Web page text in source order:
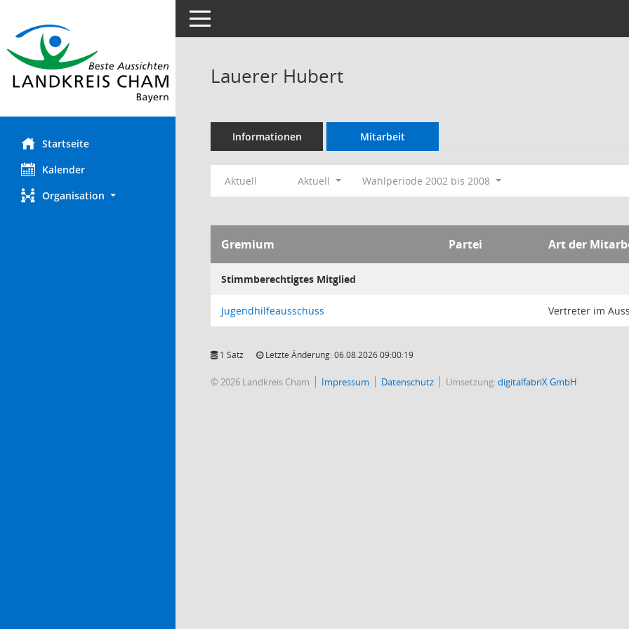
Startseite
Kalender
Organisation
Toggle navigation
Lauerer Hubert
Informationen Mitarbeit
Aktuell Aktuell Wahlperiode 2002 bis 2008
Gremium Partei Art der
Stimmberechtigtes Mitglied
Jugendhilfeausschuss Vertreter im
1 Satz Letzte Änderung: 06.08.2026 09:00:19
© 2026 Landkreis Cham Impressum Datenschutz Umsetzung:digitalfabriX GmbH